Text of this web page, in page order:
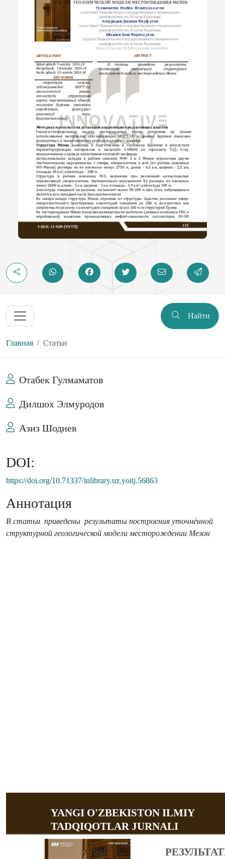
Найти
Главная Статьи
Отабек Гулмаматов
Дилшох Элмуродов
Азиз Шодиев
DOI:
https://doi.org/10.71337/inlibrary.uz.yoitj.56863
Аннотация
В статьи приведены результаты построения уточнённой
структурной геологической модели месторождении Мезон
YANGI O'ZBEKISTON ILMIY
TADQIQOTLAR JURNALI